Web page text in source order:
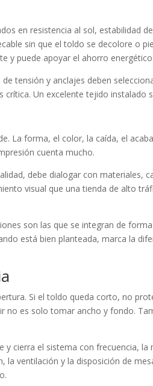
en resistencia al sol, estabilidad
sin que el toldo se decolore o
y puede apoyar el ahorro
tensión y anclajes deben
crítica. Un excelente tejido
La forma, el color, la caída, el
cuenta mucho.
debe dialogar con materiales,
visual que una tienda de alto
son las que se integran de
está bien planteada, marca la
Si el toldo queda corto, no
es solo tomar ancho y fondo.
cierra el sistema con frecuencia,
ventilación y la disposición de